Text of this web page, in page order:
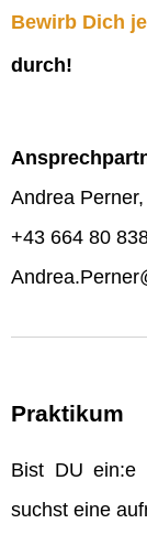
Bewirb Dich
durch!
Andrea
+43 664 80
Praktikum
Bist DU ein:e
suchst eine